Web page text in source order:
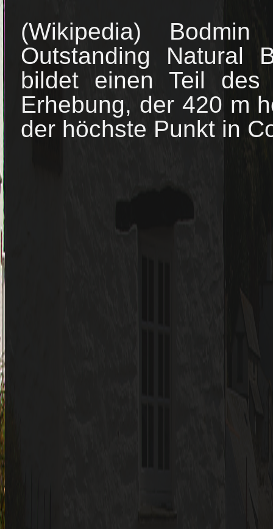
(Wikipedia)
Outstanding Natural
bildet einen Teil des
Erhebung, der 420 m
der höchste Punkt in